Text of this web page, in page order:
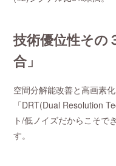
技術優位性その
合」
空間分解能改善と高画素
「DRT(Dual Resolution
ト/低ノイズだからこそで
す。